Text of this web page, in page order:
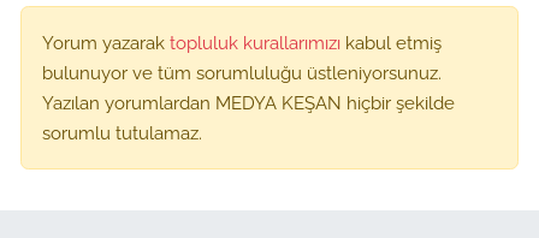
Yorum yazarak topluluk kurallarımızı kabul etmiş
bulunuyor ve tüm sorumluluğu üstleniyorsunuz.
Yazılan yorumlardan MEDYA KEŞAN hiçbir şekilde
sorumlu tutulamaz.